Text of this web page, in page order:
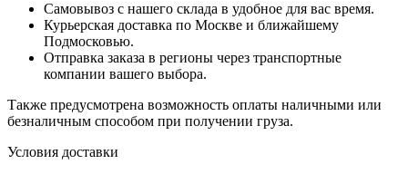
Самовывоз с нашего склада в удобное для вас время.
Курьерская доставка по Москве и ближайшему
Подмосковью.
Отправка заказа в регионы через транспортные
компании вашего выбора.
Также предусмотрена возможность оплаты наличными или
безналичным способом при получении груза.
Условия доставки